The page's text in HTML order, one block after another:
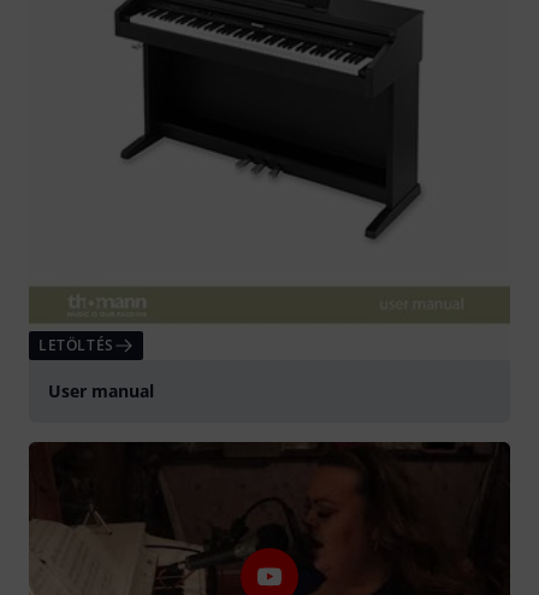
LETÖLTÉS
User manual